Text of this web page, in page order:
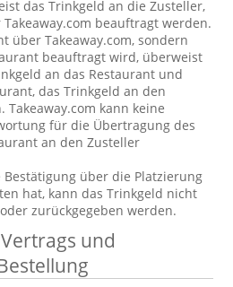
das Trinkgeld an die Zusteller,
beauftragt werden.
über Takeaway.com, sondern
beauftragt wird, überweist
an das Restaurant und
das Trinkgeld an den
Takeaway.com kann keine
für die Übertragung des
an den Zusteller
über die Platzierung
hat, kann das Trinkgeld nicht
zurückgegeben werden.
und